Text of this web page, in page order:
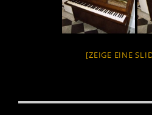
[ZEIGE EINE